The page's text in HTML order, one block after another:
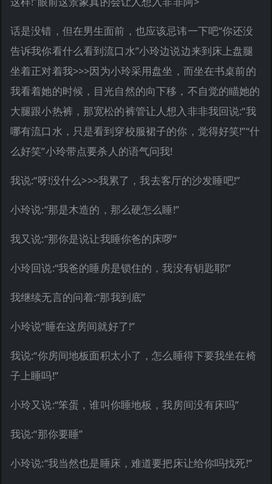
话是没错，但在男生面前，也应该忌讳一下吧“你还没
告诉我你看什么看到流口水”小玲边说边来到床上盘腿
坐着正对着我>>>因为小玲采用盘坐，而坐在书桌前的
我看着她的时候，目光自然的向下移，不自觉的瞄她的
大腿跟小热裤，那宽松的裤管让人想入非非我回说:“我
哪有流口水，只是看到穿校服裙子的你，觉得好笑!”“什
么好笑”小玲带点要杀人的语气问我!
我说:“呀!没什么>>>我累了，我去客厅的沙发睡吧!”
小玲说:“那是木造的，那么硬怎么睡!”
我又说:“那你是说让我睡你爸的床啰”
小玲回说:“我爸的睡房是锁住的，我没有钥匙耶!”
我继续无言的问着:“那我到底”
小玲说“睡在这房间就好了!”
我说:“你房间地板面积太小了，怎么睡得下要我坐在椅
子上睡吗!”
小玲又说:“笨蛋，谁叫你睡地板，我房间没有床吗”
我说:“那你要睡”
小玲说:“我当然也是睡床，难道要把床让给你吗找死!”